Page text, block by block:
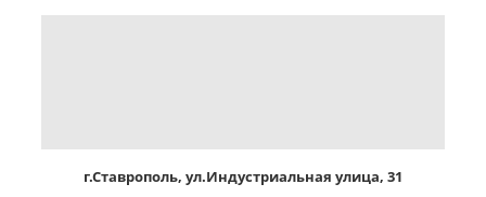
г.Ставрополь, ул.Индустриальная улица, 31